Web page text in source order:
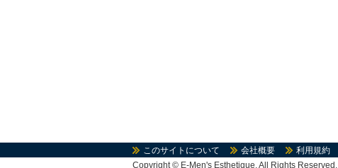
このサイトについて 会社概要 利用規約
Copyright© E-Men's Esthetique. All Rights Reserved.